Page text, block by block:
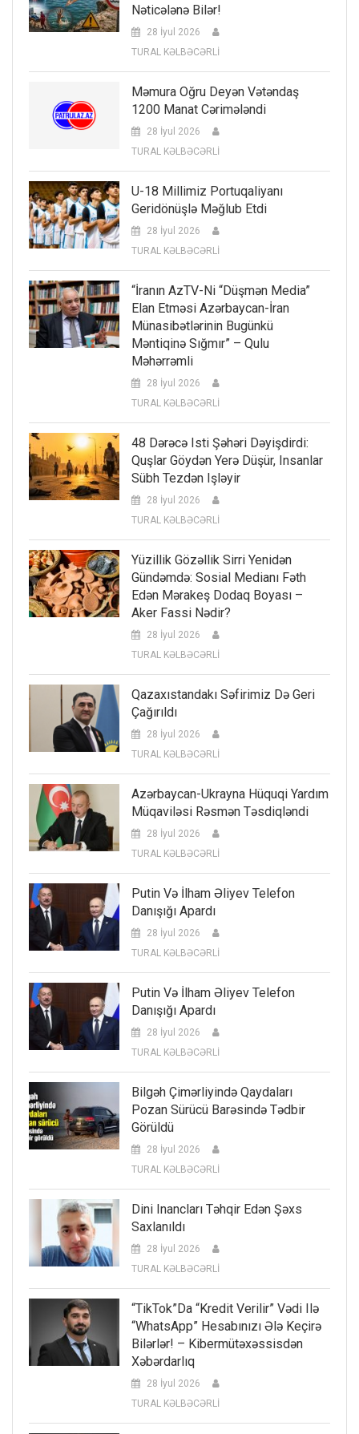
Nəticələnə Bilər!
28 İyul 2026
TURAL KƏLBƏCƏRLİ
Məmura Oğru Deyən Vətəndaş
1200 Manat Cərimələndi
28 İyul 2026
TURAL KƏLBƏCƏRLİ
U-18 Millimiz Portuqaliyanı
Geridönüşlə Məğlub Etdi
28 İyul 2026
TURAL KƏLBƏCƏRLİ
“İranın AzTV-Ni “düşmən Media”
Elan Etməsi Azərbaycan-İran
Münasibətlərinin Bugünkü
Məntiqinə Sığmır” – Qulu
Məhərrəmli
28 İyul 2026
TURAL KƏLBƏCƏRLİ
48 Dərəcə Isti Şəhəri Dəyişdirdi:
Quşlar Göydən Yerə Düşür, Insanlar
Sübh Tezdən Işləyir
28 İyul 2026
TURAL KƏLBƏCƏRLİ
Yüzillik Gözəllik Sirri Yenidən
Gündəmdə: Sosial Medianı Fəth
Edən Mərakeş Dodaq Boyası –
Aker Fassi Nədir?
28 İyul 2026
TURAL KƏLBƏCƏRLİ
Qazaxıstandakı Səfirimiz Də Geri
Çağırıldı
28 İyul 2026
TURAL KƏLBƏCƏRLİ
Azərbaycan-Ukrayna Hüquqi Yardım
Müqaviləsi Rəsmən Təsdiqləndi
28 İyul 2026
TURAL KƏLBƏCƏRLİ
Putin Və İlham Əliyev Telefon
Danışığı Apardı
28 İyul 2026
TURAL KƏLBƏCƏRLİ
Putin Və İlham Əliyev Telefon
Danışığı Apardı
28 İyul 2026
TURAL KƏLBƏCƏRLİ
Bilgəh Çimərliyində Qaydaları
Pozan Sürücü Barəsində Tədbir
Görüldü
28 İyul 2026
TURAL KƏLBƏCƏRLİ
Dini Inancları Təhqir Edən Şəxs
Saxlanıldı
28 İyul 2026
TURAL KƏLBƏCƏRLİ
“TikTok”da “kredit Verilir” Vədi Ilə
“WhatsApp” Hesabınızı Ələ Keçirə
Bilərlər! – Kibermütəxəssisdən
Xəbərdarlıq
28 İyul 2026
TURAL KƏLBƏCƏRLİ